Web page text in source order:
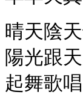
晴天陰
陽光跟
起舞歌